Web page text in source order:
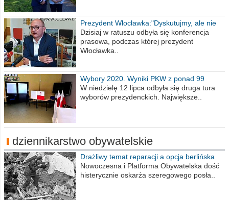
Prezydent Włocławka:"Dyskutujmy, ale nie
obrażajmy się”
Dzisiaj w ratuszu odbyła się konferencja
prasowa, podczas której prezydent
Włocławka..
Wybory 2020. Wyniki PKW z ponad 99
procent obwodów
W niedzielę 12 lipca odbyła się druga tura
wyborów prezydenckich. Największe..
dziennikarstwo obywatelskie
Drażliwy temat reparacji a opcja berlińska
Nowoczesna i Platforma Obywatelska dość
histerycznie oskarża szeregowego posła..